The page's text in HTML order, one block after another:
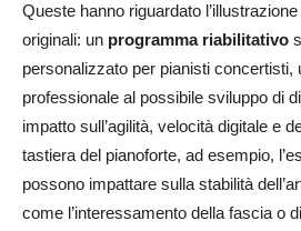
Queste hanno riguardato
originali: un programma riabilitativo
personalizzato per pianisti concertisti,
professionale al possibile sviluppo di
impatto sull’agilità, velocità digitale e
tastiera del pianoforte, ad esempio,
possono impattare sulla stabilità
come l’interessamento della fascia o